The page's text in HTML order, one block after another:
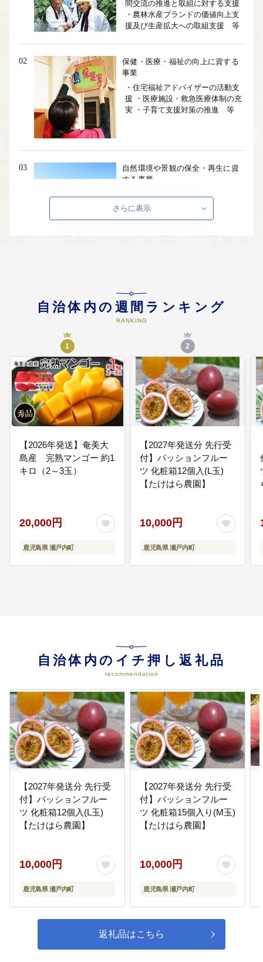
間交流の推進と取組に対する支援
・農林水産ブランドの価値向上支
援及び生産拡大への取組支援 等
02
保健・医療・福祉の向上に資する
事業
・住宅福祉アドバイザーの活動支
援 ・医療施設・救急医療体制の充
実 ・子育て支援対策の推進 等
03
自然環境や景観の保全・再生に資
する事業
全に対する支援 ・世界自然遺産登
録に関する広報・啓発活動に対す
・情報通信環境整備の促進並びに
地域間格差の解消及び啓発支援 ・
団塊世代やU・Iターン者等対策と
しての住宅環境整備支援 等
05
教育・文化を育み、観光交流を推
進する事業
・古仁屋高校留学制度の支援 ・青
少年の健全育成と教育環境の整備
の伝承活動への支援 ・観光拠点施
設の補修整備及び観光案内版等の
整備促進 等
・住民自治の醸成及び地域コミュ
ニティ活動の支援 ・地域防災・防
犯組織の育成及び防災・防犯体制
さらに表示
自治体内の週間ランキング
RANKING
1
【2026年発送】奄美大
島産 完熟マンゴー 約1
キロ（2～3玉）
20,000円
鹿児島県 瀬戸内町
2
【2027年発送分 先行受
付】パッションフルー
ツ 化粧箱12個入(L玉)
【たけはら農園】
10,000円
鹿児島県 瀬戸内町
自治体内のイチ押し返礼品
recommendation
【2027年発送分 先行受
付】パッションフルー
ツ 化粧箱12個入(L玉)
【たけはら農園】
10,000円
鹿児島県 瀬戸内町
【2027年発送分 先行受
付】パッションフルー
ツ 化粧箱15個入り(M玉)
【たけはら農園】
10,000円
鹿児島県 瀬戸内町
返礼品はこちら